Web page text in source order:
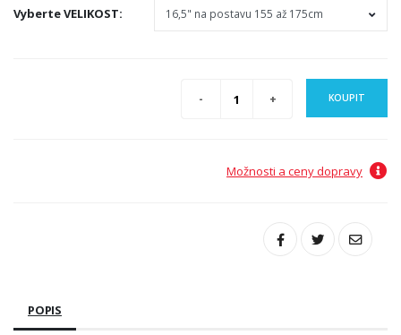
VyberteVELIKOST:
KOUPIT
Možnosti a ceny dopravy
POPIS